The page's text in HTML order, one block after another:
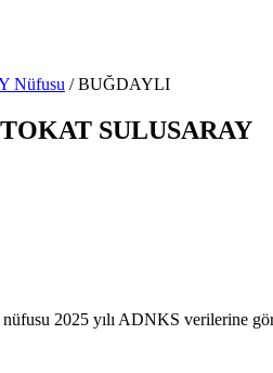
Nüfusu /BUĞDAYLI
TOKAT SULUSARAY
2025 yılı ADNKS verilerine